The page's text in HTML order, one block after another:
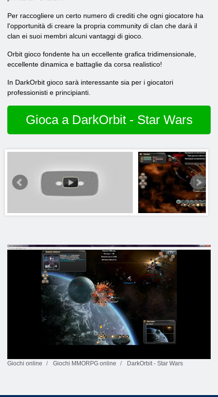
Per raccogliere un certo numero di crediti che ogni giocatore ha
l'opportunità di creare la propria community di clan che darà il
clan ei suoi membri alcuni vantaggi di gioco.
Orbit gioco fondente ha un eccellente grafica tridimensionale,
eccellente dinamica e battaglie da corsa realistico!
In DarkOrbit gioco sarà interessante sia per i giocatori
professionisti e principianti.
Gioca a DarkOrbit - Star Wars
Giochi online Giochi MMORPG online DarkOrbit - Star Wars